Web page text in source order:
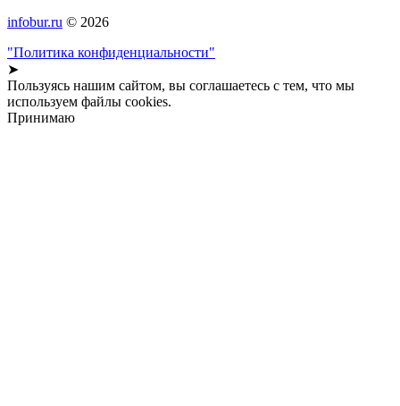
infobur.ru © 2026
"Политика конфиденциальности"
➤
Пользуясь нашим сайтом, вы соглашаетесь с тем, что мы
используем файлы cookies.
Принимаю